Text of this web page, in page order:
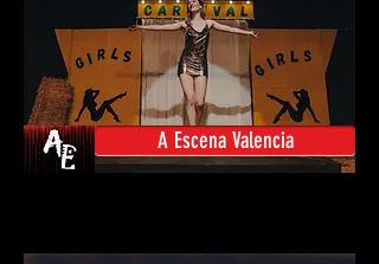
A Escena Valencia